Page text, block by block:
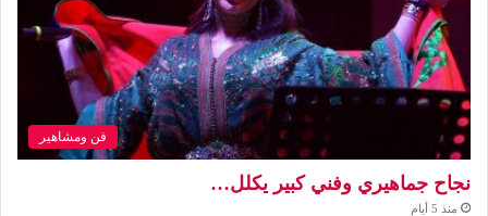
فن ومشاهير
نجاح جماهيري وفني كبير يكلل…
منذ 5 أيام